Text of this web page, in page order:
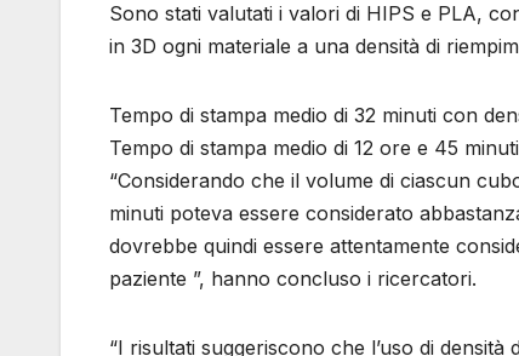
Sono stati valutati i valori di HIPS e PLA,
in 3D ogni materiale a una densità di
Tempo di stampa medio di 32 minuti con
Tempo di stampa medio di 12 ore e 45
“Considerando che il volume di ciascun
minuti poteva essere considerato
dovrebbe quindi essere attentamente
paziente ”, hanno concluso i ricercatori.
“I risultati suggeriscono che l’uso di